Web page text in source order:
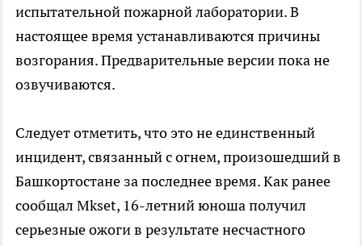
испытательной пожарной лаборатории. В
настоящее время устанавливаются причины
возгорания. Предварительные версии пока не
озвучиваются.
Следует отметить, что это не единственный
инцидент, связанный с огнем, произошедший в
Башкортостане за последнее время. Как ранее
сообщал Mkset, 16-летний юноша получил
серьезные ожоги в результате несчастного